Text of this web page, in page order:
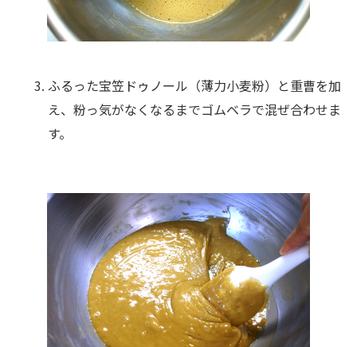
ふるった宝笠ドゥノール（薄力小麦粉）と重曹を加
え、粉っ気がなくなるまでゴムベラで混ぜ合わせま
す。